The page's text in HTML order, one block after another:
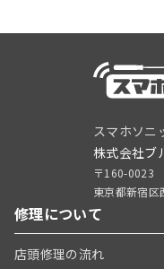
スマホソニ
株式会社ブ
〒160-0023
東京都新宿
修理について
店頭修理の流れ